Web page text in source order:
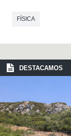
FÍSICA
DESTACAMOS